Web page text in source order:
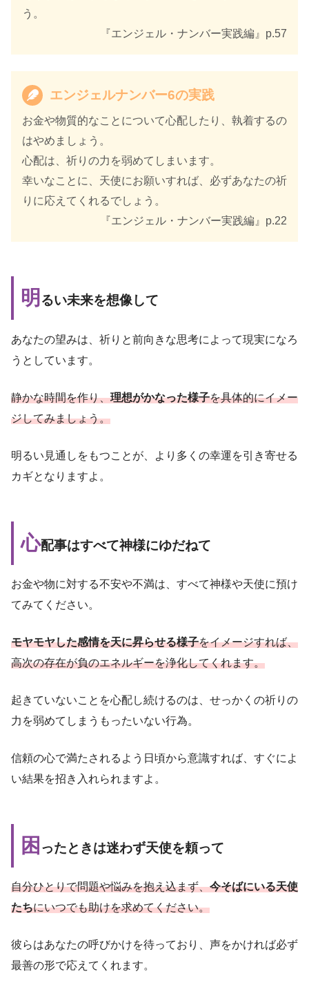
う。
『エンジェル・ナンバー実践編』p.57
エンジェルナンバー6の実践
お金や物質的なことについて心配したり、執着するの
はやめましょう。
心配は、祈りの力を弱めてしまいます。
幸いなことに、天使にお願いすれば、必ずあなたの祈
りに応えてくれるでしょう。
『エンジェル・ナンバー実践編』p.22
明 るい未来を想像して
あなたの望みは、祈りと前向きな思考によって現実になろ
うとしています。
静かな時間を作り、理想がかなった様子を具体的にイメー
ジしてみましょう。
明るい見通しをもつことが、より多くの幸運を引き寄せる
カギとなりますよ。
心配事はすべて神様にゆだねて
お金や物に対する不安や不満は、すべて神様や天使に預け
てみてください。
モヤモヤした感情を天に昇らせる様子をイメージすれば、
高次の存在が負のエネルギーを浄化してくれます。
起きていないことを心配し続けるのは、せっかくの祈りの
力を弱めてしまうもったいない行為。
信頼の心で満たされるよう日頃から意識すれば、すぐによ
い結果を招き入れられますよ。
困 ったときは迷わず天使を頼って
自分ひとりで問題や悩みを抱え込まず、今そばにいる天使
たちにいつでも助けを求めてください。
彼らはあなたの呼びかけを待っており、声をかければ必ず
最善の形で応えてくれます。